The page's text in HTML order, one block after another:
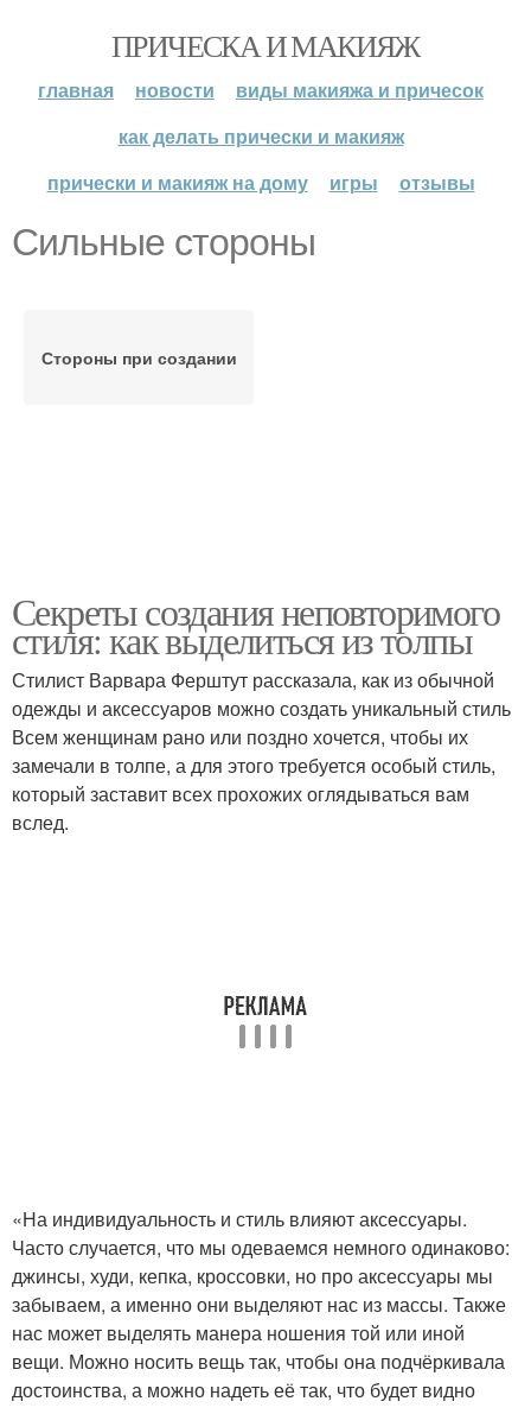
ПРИЧЕСКА И МАКИЯЖ
главная новости
виды макияжа и причесок
как делать прически и макияж
прически и макияж на дому
игры отзывы
Сильные стороны
Стороны при создании
Секреты создания неповторимого
стиля: как выделиться из толпы
Стилист Варвара Ферштут рассказала, как из обычной
одежды и аксессуаров можно создать уникальный стиль
Всем женщинам рано или поздно хочется, чтобы их
замечали в толпе, а для этого требуется особый стиль,
который заставит всех прохожих оглядываться вам
вслед.
«На индивидуальность и стиль влияют аксессуары.
Часто случается, что мы одеваемся немного одинаково:
джинсы, худи, кепка, кроссовки, но про аксессуары мы
забываем, а именно они выделяют нас из массы. Также
нас может выделять манера ношения той или иной
вещи. Можно носить вещь так, чтобы она подчёркивала
достоинства, а можно надеть её так, что будет видно